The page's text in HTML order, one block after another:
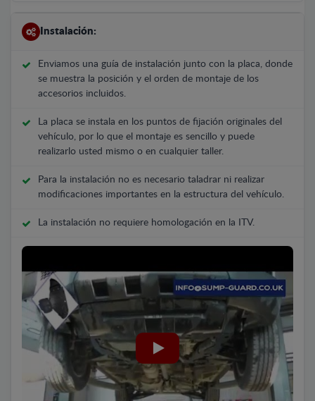
Instalación:
Enviamos una guía de instalación junto con la placa, donde
se muestra la posición y el orden de montaje de los
accesorios incluidos.
La placa se instala en los puntos de fijación originales del
vehículo, por lo que el montaje es sencillo y puede
realizarlo usted mismo o en cualquier taller.
Para la instalación no es necesario taladrar ni realizar
modificaciones importantes en la estructura del vehículo.
La instalación no requiere homologación en la ITV.